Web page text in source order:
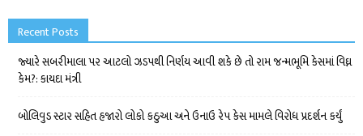
Recent Posts
જ્યારે સબરીમાલા પર આટલો ઝડપથી નિર્ણય આવી શકે છે તો રામ જન્મભૂમિ કેસમાં વિઘ્ન
કેમ?: કાયદા મંત્રી
બોલિવુડ સ્ટાર સહિત હજારો લોકો કઠુઆ અને ઉનાઉ રેપ કેસ મામલે વિરોધ પ્રદર્શન કર્યું